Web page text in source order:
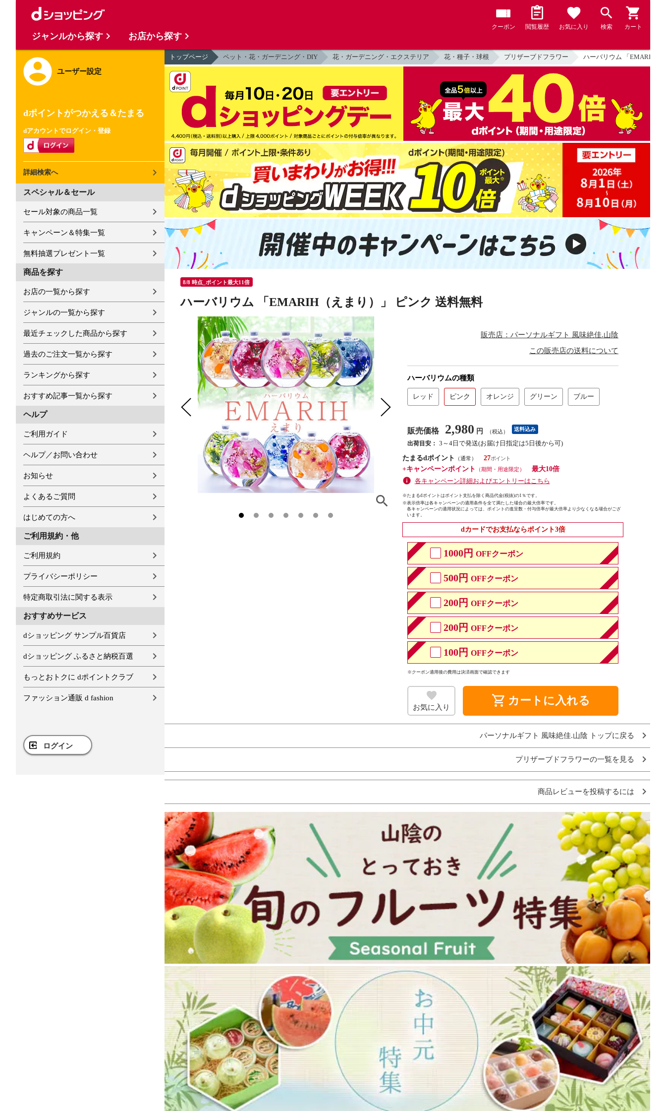
クーポン 閲覧履歴 お気に入り 検索 カート
ユーザー設定
dポイントがつかえる＆たまる
dアカウントでログイン・登録
詳細検索へ
スペシャル＆セール
セール対象の商品一覧
キャンペーン＆特集一覧
無料抽選プレゼント一覧
商品を探す
お店の一覧から探す
ジャンルの一覧から探す
最近チェックした商品から探す
過去のご注文一覧から探す
ランキングから探す
おすすめ記事一覧から探す
ヘルプ
ご利用ガイド
ヘルプ／お問い合わせ
お知らせ
よくあるご質問
はじめての方へ
ご利用規約・他
ご利用規約
プライバシーポリシー
特定商取引法に関する表示
おすすめサービス
dショッピング サンプル百貨店
dショッピング ふるさと納税百選
もっとおトクに dポイントクラブ
ファッション通販 d fashion
ログイン
トップページ ペット・花・ガーデニング・DIY 花・ガーデニング・エクステリア 花・種子・球根 プリザーブドフラワー ハーバリウム 「EMARIH（
8/8 時点_ポイント最大11倍
ハーバリウム 「EMARIH（えまり）」 ピンク 送料無料
販売店：パーソナルギフト 風味絶佳.山陰
この販売店の送料について
ハーバリウムの種類
レッド ピンク オレンジ グリーン ブルー
販売価格 2,980 円 （税込） 送料込み
出荷目安： 3～4日で発送(お届け日指定は5日後から可)
たまるdポイント
（通常）
27
+キャンペーンポイント
（期間・用途限定）
最大10倍
各キャンペーン詳細およびエントリーはこちら
※たまるdポイントはポイント支払を除く商品代金(税抜)の1％です。
※表示倍率は各キャンペーンの適用条件を全て満たした場合の最大倍率です。
各キャンペーンの適用状況によっては、ポイントの進呈数・付与倍率が最大倍率より少なくなる場合がござ
います。
dカードでお支払ならポイント3倍
1000円 OFFクーポン
500円 OFFクーポン
200円 OFFクーポン
200円 OFFクーポン
100円 OFFクーポン
※クーポン適用後の費用は決済画面で確認できます
お気に入り shopping_cart カートに入れる
パーソナルギフト 風味絶佳.山陰 トップに戻る
プリザーブドフラワーの一覧を見る
商品レビューを投稿するには
ジャンルから探す お店から探す